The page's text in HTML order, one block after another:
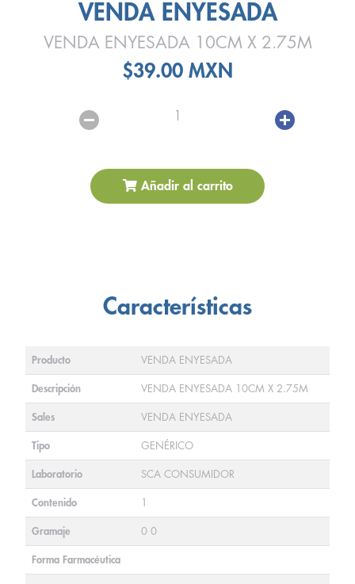
VENDA ENYESADA
VENDA ENYESADA 10CM X 2.75M
$39.00 MXN
1
Añadir al carrito
Características
Producto VENDA ENYESADA
Descripción VENDA ENYESADA 10CM X 2.75M
Sales VENDA ENYESADA
Tipo GENÉRICO
Laboratorio SCA CONSUMIDOR
Contenido 1
Gramaje 0 0
Forma Farmacéutica